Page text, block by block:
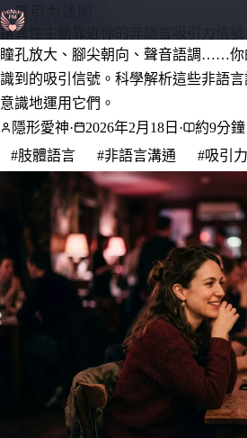
吸引力法則
讓異性主動靠近你的非語言吸引力信號
瞳孔放大、腳尖朝向、聲音語調……你
識到的吸引信號。科學解析這些非語
意識地運用它們。
隱形愛神· 2026年2月18日 ·
約9分鐘
#肢體語言
#非語言溝通 #吸引力